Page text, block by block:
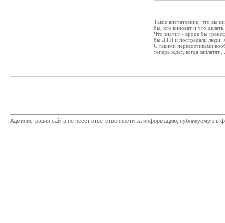
Такое впечатление, что вы
бы, кто виноват и что делать.
Что значит - вроде бы
бы ДТП и пострадали люди. А
С такими перевозчиками
теперь ждет, когда
Администрация сайта не несет ответственности за информацию, публикуемую